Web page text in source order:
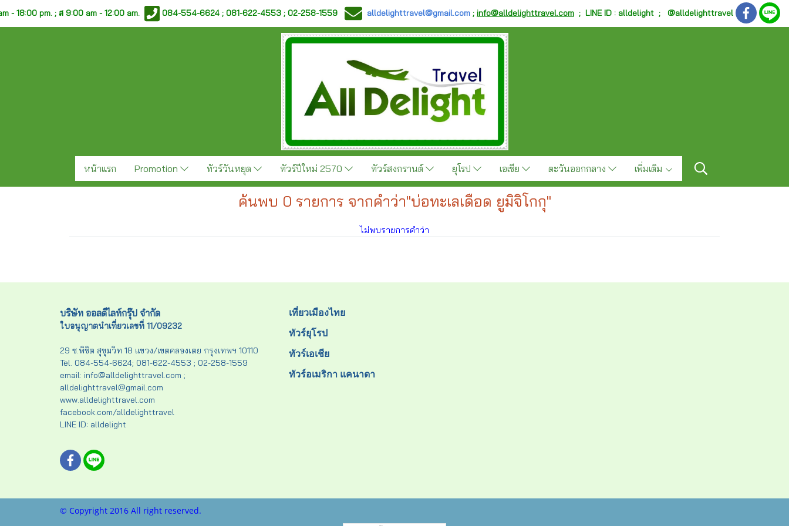
- 18:00 pm. ;ส 9:00 am - 12:00 am. 084-554-6624 ; 081-622-4553 ; 02-258-1559 alldelighttravel@gmail.com ; info@alldelighttravel.com ; LINE ID : alldelight ; @alldelighttravel
หน้าแรก Promotion ทัวร์วันหยุด ทัวร์ปีใหม่ 2570 ทัวร์สงกรานต์ ยุโรป เอเชีย ตะวันออกกลาง เพิ่มเติม
ค้นพบ 0 รายการ จากคำว่า"บ่อทะเลเดือด ยูมิจิโกกุ"
ไม่พบรายการคำว่า
บริษัท ออลดีไลท์กรุ๊ป จำกัด
ใบอนุญาตนำเที่ยวเลขที่ 11/09232
29 ซ.พิชิต สุขุมวิท 18 แขวง/เขตคลองเตย กรุงเทพฯ 10110
Tel. 084-554-6624; 081-622-4553 ; 02-258-1559
email: info@alldelighttravel.com ;
alldelighttravel@gmail.com
www.alldelighttravel.com
facebook.com/alldelighttravel
LINE ID: alldelight
เที่ยวเมืองไทย
ทัวร์ยุโรป
ทัวร์เอเชีย
ทัวร์อเมริกา แคนาดา
© Copyright 2016 All right reserved.